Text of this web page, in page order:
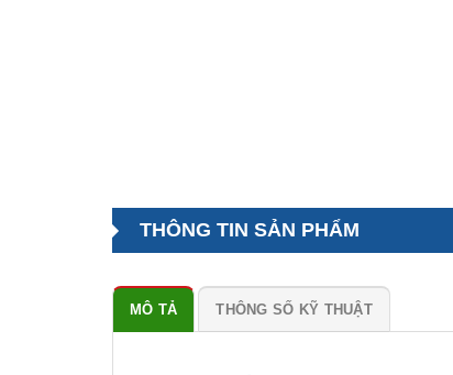
THÔNG TIN SẢN PHẨM
MÔ TẢ THÔNG SỐ KỸ THUẬT